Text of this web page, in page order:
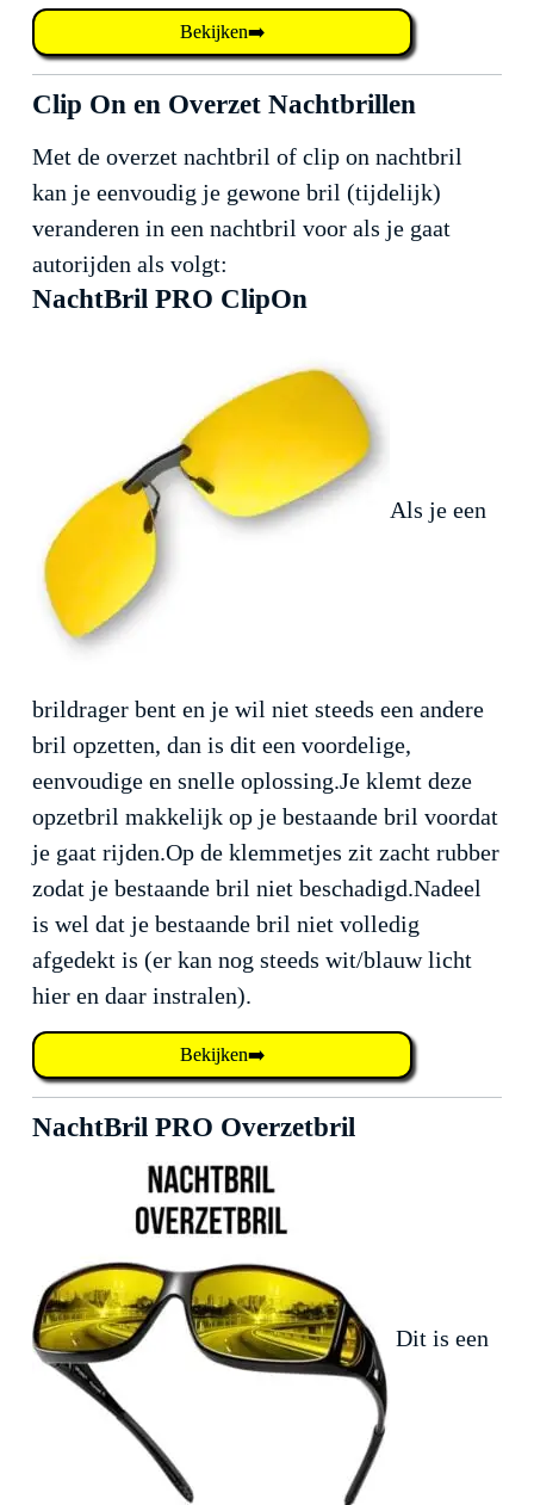
Bekijken➡️
Clip On en Overzet Nachtbrillen
Met de overzet nachtbril of clip on nachtbril
kan je eenvoudig je gewone bril (tijdelijk)
veranderen in een nachtbril voor als je gaat
autorijden als volgt:
NachtBril PRO ClipOn
Als je een
brildrager bent en je wil niet steeds een andere
bril opzetten, dan is dit een voordelige,
eenvoudige en snelle oplossing.Je klemt deze
opzetbril makkelijk op je bestaande bril voordat
je gaat rijden.Op de klemmetjes zit zacht rubber
zodat je bestaande bril niet beschadigd.Nadeel
is wel dat je bestaande bril niet volledig
afgedekt is (er kan nog steeds wit/blauw licht
hier en daar instralen).
Bekijken➡️
NachtBril PRO Overzetbril
Dit is een